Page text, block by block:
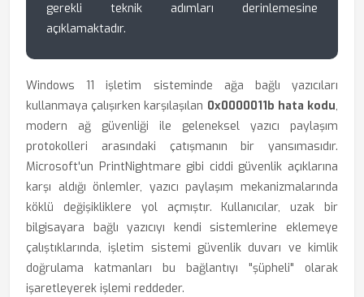
gerekli teknik adımları derinlemesine
açıklamaktadır.
Windows 11 işletim sisteminde ağa bağlı yazıcıları
kullanmaya çalışırken karşılaşılan 0x0000011b hata kodu,
modern ağ güvenliği ile geleneksel yazıcı paylaşım
protokolleri arasındaki çatışmanın bir yansımasıdır.
Microsoft'un PrintNightmare gibi ciddi güvenlik açıklarına
karşı aldığı önlemler, yazıcı paylaşım mekanizmalarında
köklü değişikliklere yol açmıştır. Kullanıcılar, uzak bir
bilgisayara bağlı yazıcıyı kendi sistemlerine eklemeye
çalıştıklarında, işletim sistemi güvenlik duvarı ve kimlik
doğrulama katmanları bu bağlantıyı "şüpheli" olarak
işaretleyerek işlemi reddeder.